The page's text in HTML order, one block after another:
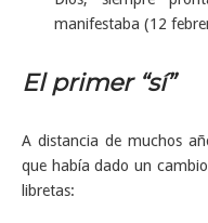
manifestaba (12
El primer “sí”
A distancia de muchos
que había dado un
libretas: